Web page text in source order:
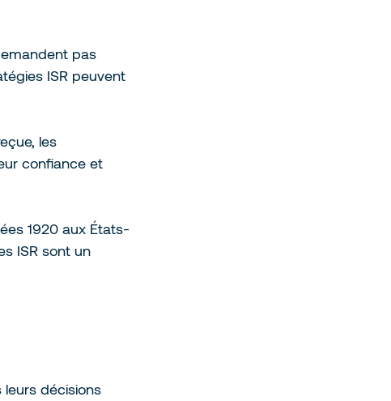
pas
ISR peuvent
les
confiance et
1920 aux États-
ISR sont un
décisions